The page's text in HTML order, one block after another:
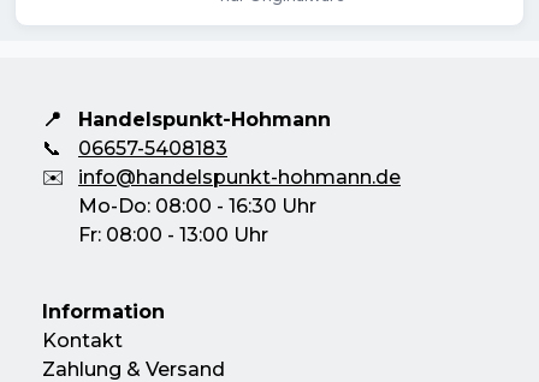
Kein versehentliches Auslösen von
RCD/FI-Schutzschaltern
Messstellenbeleuchtung mittels weißer
LED
Kontaktabstand, ohne Prüfspitze vom
Gerät zu lösen
📍
Handelspunkt-Hohmann
📞
06657-5408183
✉️
info@handelspunkt-hohmann.de
Mo-Do: 08:00 - 16:30 Uhr
Fr: 08:00 - 13:00 Uhr
Information
Kontakt
Zahlung & Versand